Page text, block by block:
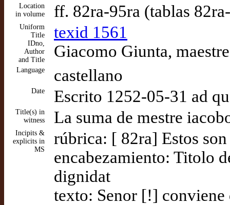
Location
in volume
ff. 82ra-95ra (tablas
Uniform
Title
IDno,
Author
and Title
texid 1561
Giacomo Giunta,
Language castellano
Date Escrito 1252-05-31 ad
Title(s) in
witness
La suma de mestre
Incipits &
explicits in
MS
rúbrica: [ 82ra] Estos
encabezamiento: Titolo
dignidat
texto: Senor [!] conviene